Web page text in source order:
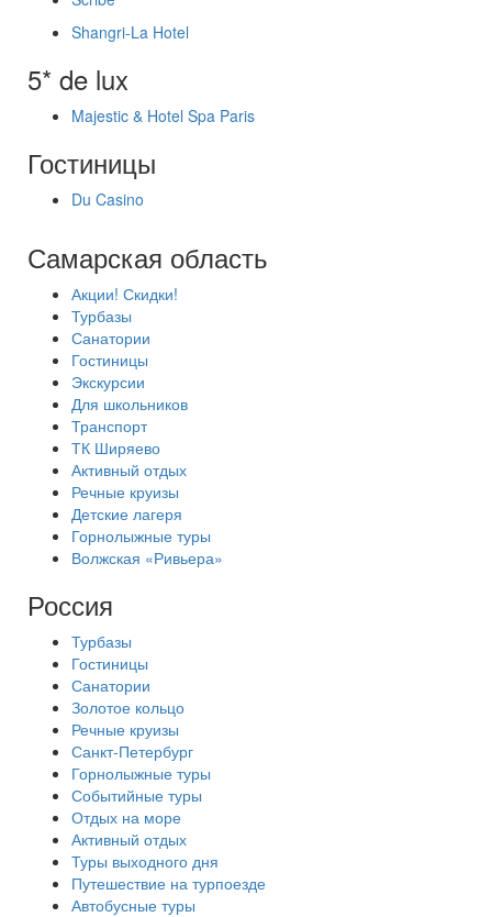
Shangri-La Hotel
5* de lux
Majestic & Hotel Spa Paris
Гостиницы
Du Casino
Самарская область
Акции! Скидки!
Турбазы
Санатории
Гостиницы
Экскурсии
Для школьников
Транспорт
ТК Ширяево
Активный отдых
Речные круизы
Детские лагеря
Горнолыжные туры
Волжская «Ривьера»
Россия
Турбазы
Гостиницы
Санатории
Золотое кольцо
Речные круизы
Санкт-Петербург
Горнолыжные туры
Событийные туры
Отдых на море
Активный отдых
Туры выходного дня
Путешествие на турпоезде
Автобусные туры